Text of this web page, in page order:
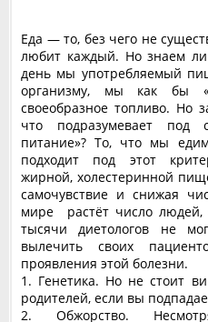
Еда — то, без чего не
любит каждый. Но знаем
день мы употребляемый
организму, мы как бы
своеобразное топливо. Но
что подразумевает под
питание»? То, что мы
подходит под этот
жирной, холестеринной
самочувствие и снижая
мире растёт число
тысячи диетологов не
вылечить своих
проявления этой болезни.
1. Генетика. Но не стоит
родителей, если вы
2. Обжорство.